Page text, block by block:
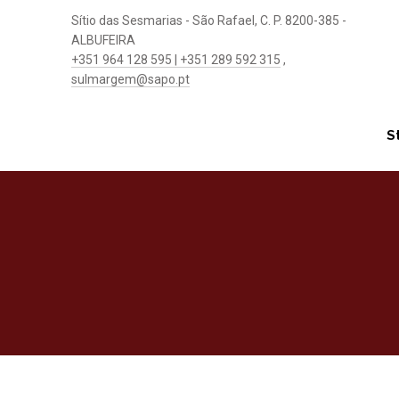
Sítio das Sesmarias - São Rafael, C. P. 8200-385 -
ALBUFEIRA
+351 964 128 595 | +351 289 592 315 ,
sulmargem@sapo.pt